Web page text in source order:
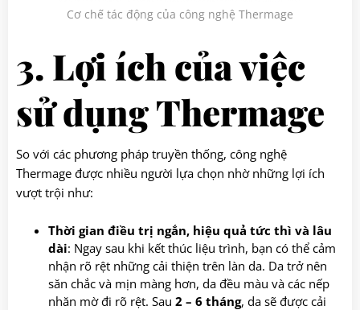
Cơ chế tác động của công nghệ Thermage
3. Lợi ích của việc
sử dụng Thermage
So với các phương pháp truyền thống, công nghệ
Thermage được nhiều người lựa chọn nhờ những lợi ích
vượt trội như:
Thời gian điều trị ngắn, hiệu quả tức thì và lâu
dài: Ngay sau khi kết thúc liệu trình, bạn có thể cảm
nhận rõ rệt những cải thiện trên làn da. Da trở nên
săn chắc và mịn màng hơn, da đều màu và các nếp
nhăn mờ đi rõ rệt. Sau 2 – 6 tháng, da sẽ được cải